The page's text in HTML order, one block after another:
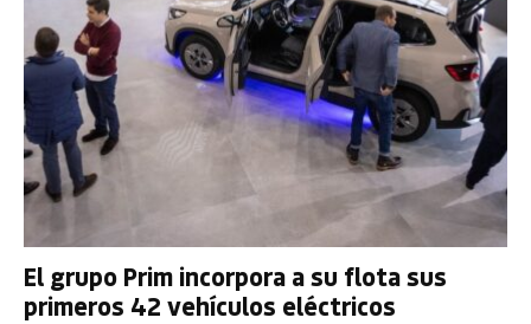
El grupo Prim incorpora a su flota sus
primeros 42 vehículos eléctricos